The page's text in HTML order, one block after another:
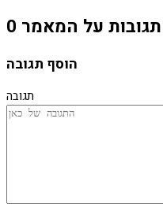
0 תגובות על המאמר
תגובה